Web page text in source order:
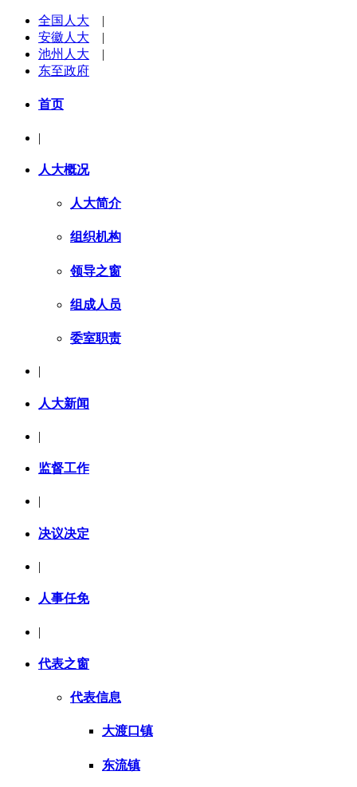
全国人大 |
安徽人大 |
池州人大 |
东至政府
首页
|
人大概况
人大简介
组织机构
领导之窗
组成人员
委室职责
|
人大新闻
|
监督工作
决议决定
|
人事任免
|
代表之窗
代表信息
大渡口镇
东流镇